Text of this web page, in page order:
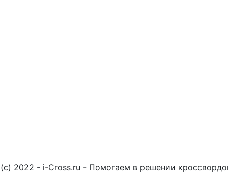
(c) 2022 - i-Cross.ru - Помогаем в решении